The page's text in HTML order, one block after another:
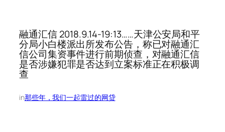
融通汇信 2018.9.14-19:13……天津公安局和平
分局小白楼派出所发布公告，称已对融通汇
信公司集资事件进行前期侦查，对融通汇信
是否涉嫌犯罪是否达到立案标准正在积极调
查
in那些年，我们一起雷过的网贷